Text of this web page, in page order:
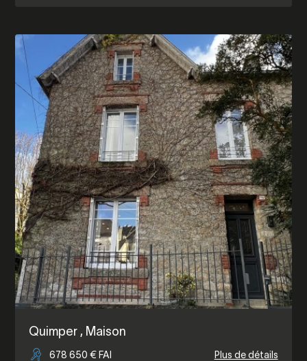
Quimper , Maison
678 650 € FAI Plus de détails